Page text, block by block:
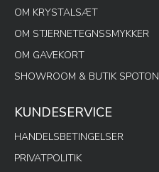
OM KRYSTALSÆT
OM STJERNETEGNSSMYKKER
OM GAVEKORT
SHOWROOM & BUTIK SPOTON
KUNDESERVICE
HANDELSBETINGELSER
PRIVATPOLITIK